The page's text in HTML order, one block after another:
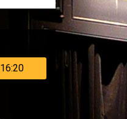
16:20